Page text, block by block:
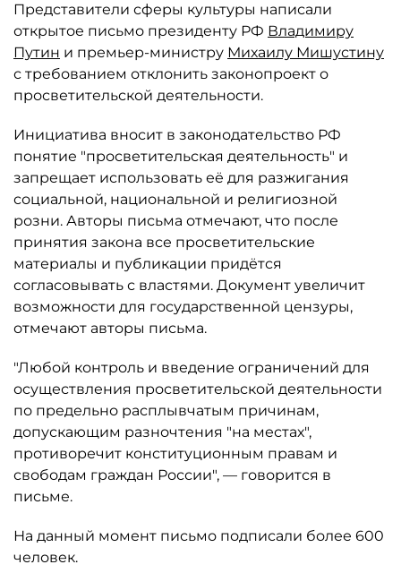
Представители сферы культуры написали
открытое письмо президенту РФ Владимиру
Путин и премьер-министру Михаилу Мишустину
с требованием отклонить законопроект о
просветительской деятельности.
Инициатива вносит в законодательство РФ
понятие "просветительская деятельность" и
запрещает использовать её для разжигания
социальной, национальной и религиозной
розни. Авторы письма отмечают, что после
принятия закона все просветительские
материалы и публикации придётся
согласовывать с властями. Документ увеличит
возможности для государственной цензуры,
отмечают авторы письма.
"Любой контроль и введение ограничений для
осуществления просветительской деятельности
по предельно расплывчатым причинам,
допускающим разночтения "на местах",
противоречит конституционным правам и
свободам граждан России", — говорится в
письме.
На данный момент письмо подписали более 600
человек.